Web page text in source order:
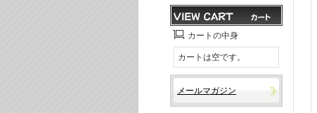
カートの中身
カートは空です。
メールマガジン